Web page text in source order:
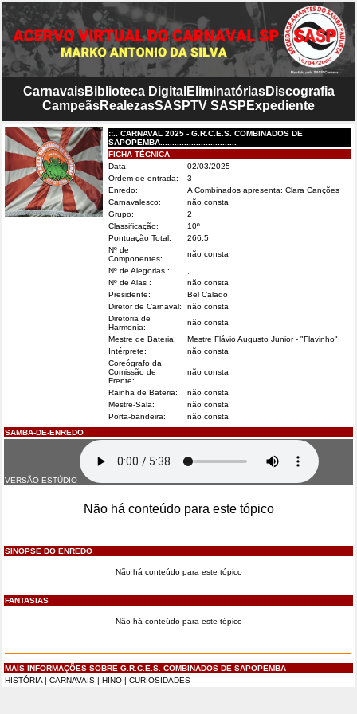
CarnavaisBiblioteca Digital EliminatóriasDiscografia
CampeãsRealezasSASPTV SASP Expediente
::.. CARNAVAL 2025 - G.R.C.E.S. COMBINADOS DE
SAPOPEMBA................................
FICHA TÉCNICA
Data:
02/03/2025
Ordem de entrada:
3
Enredo:
A Combinados apresenta: Clara Canções
Carnavalesco:
não consta
Grupo:
2
Classificação:
10º
Pontuação Total:
266,5
Nº de
Componentes:
não consta
Nº de Alegorias :
Nº de Alas :
não consta
Presidente:
Bel Calado
Diretor de Carnaval:
não consta
Diretoria de
Harmonia:
não consta
Mestre de Bateria:
Mestre Flávio Augusto Junior - "Flavinho"
Intérprete:
não consta
Coreógrafo da
Comissão de
Frente:
não consta
Rainha de Bateria:
não consta
Mestre-Sala:
não consta
Porta-bandeira:
não consta
SAMBA-DE-ENREDO
VERSÃO ESTÚDIO
Não há conteúdo para este tópico
SINOPSE DO ENREDO
Não há conteúdo para este tópico
FANTASIAS
Não há conteúdo para este tópico
MAIS INFORMAÇÕES SOBRE G.R.C.E.S. COMBINADOS DE SAPOPEMBA
HISTÓRIA | CARNAVAIS | HINO | CURIOSIDADES